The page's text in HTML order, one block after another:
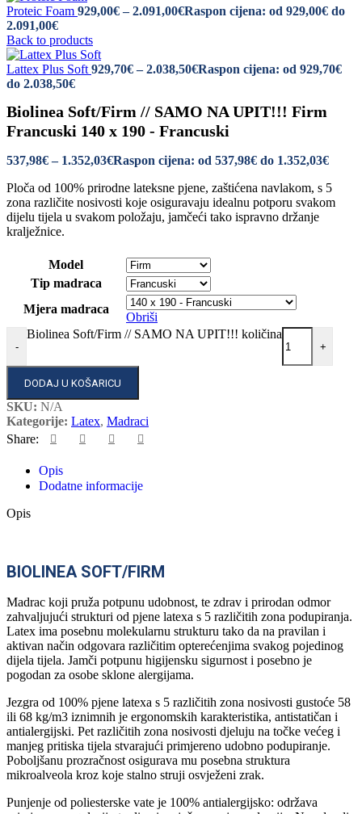
Proteic Foam 929,00€ – 2.091,00€Raspon cijena: od 929,00€ do
2.091,00€
Back to products
Lattex Plus Soft 929,70€ – 2.038,50€Raspon cijena: od 929,70€
do 2.038,50€
Biolinea Soft/Firm // SAMO NA UPIT!!! Firm
Francuski 140 x 190 - Francuski
537,98€ – 1.352,03€Raspon cijena: od 537,98€ do 1.352,03€
Ploča od 100% prirodne lateksne pjene, zaštićena navlakom, s 5
zona različite nosivosti koje osiguravaju idealnu potporu svakom
dijelu tijela u svakom položaju, jamčeći tako ispravno držanje
kralježnice.
Model
Tip madraca
Mjera madraca
Obriši
-
Biolinea Soft/Firm // SAMO NA UPIT!!! količina
+
DODAJ U KOŠARICU
SKU: N/A
Kategorije: Latex, Madraci
Share:
Opis
Dodatne informacije
Opis
BIOLINEA SOFT/FIRM
Madrac koji pruža potpunu udobnost, te zdrav i prirodan odmor
zahvaljujući strukturi od pjene latexa s 5 različitih zona podupiranja.
Latex ima posebnu molekularnu strukturu tako da na pravilan i
aktivan način odgovara različitim opterećenjima svakog pojedinog
dijela tijela. Jamči potpunu higijensku sigurnost i posebno je
pogodan za osobe sklone alergijama.
Jezgra od 100% pjene latexa s 5 različitih zona nosivosti gustoće 58
ili 68 kg/m3 iznimnih je ergonomskih karakteristika, antistatičan i
antialergijski. Pet različitih zona nosivosti djeluju na točke većeg i
manjeg pritiska tijela stvarajući primjereno udobno podupiranje.
Poboljšanu prozračnost osigurava mu posebna struktura
mikroalveola kroz koje stalno struji osvježeni zrak.
Punjenje od poliesterske vate je 100% antialergijsko: održava